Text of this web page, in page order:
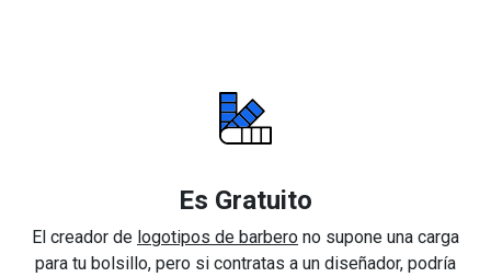
Es Gratuito
El creador de logotipos de barbero no supone una carga
para tu bolsillo, pero si contratas a un diseñador, podría